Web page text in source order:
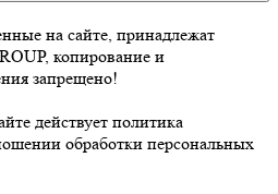
на сайте, принадлежат
копирование и
запрещено!
действует политика
обработки персональных